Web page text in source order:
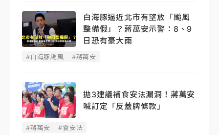
白海豚逼近北市有望放「颱風
整備假」？蔣萬安示警：8、9
日恐有豪大雨
#白海豚颱風 #蔣萬安
拋3建議補食安法漏洞！蔣萬安
喊訂定「反蓋牌條款」
#蔣萬安 #食安法